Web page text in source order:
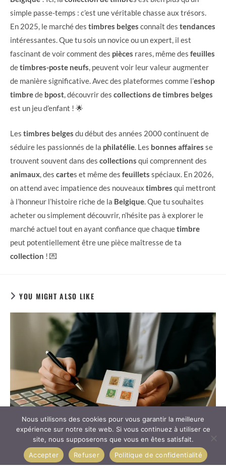
simple passe-temps : c’est une véritable chasse aux trésors.
En 2025, le marché des timbres belges connaît des tendances
intéressantes. Que tu sois un novice ou un expert, il est
fascinant de voir comment des pièces rares, même des feuilles
detimbres-poste neufs, peuvent voir leur valeur augmenter
de manière significative. Avec des plateformes comme l’eshop
timbrede bpost, découvrir des collections de timbres belges
est un jeu d’enfant ! 🌟
Les timbres belges du début des années 2000 continuent de
séduire les passionnés de la philatélie. Les bonnes affaires se
trouvent souvent dans des collections qui comprennent des
animaux, des cartes et même des feuillets spéciaux. En 2026,
on attend avec impatience des nouveaux timbres qui mettront
à l’honneur l’histoire riche de la Belgique. Que tu souhaites
acheter ou simplement découvrir, n’hésite pas à explorer le
marché actuel tout en ayant confiance que chaquetimbre
peut potentiellement être une pièce maîtresse de ta
collection ! 💌
YOU MIGHT ALSO LIKE
Vendre vos timbres vite, sans brader
Nous utilisons des cookies pour vous garantir la meilleure
expérience sur notre site web. Si vous continuez à utiliser ce
site, nous supposerons que vous en êtes satisfait.
Accepter
Refuser Politique de confidentialité